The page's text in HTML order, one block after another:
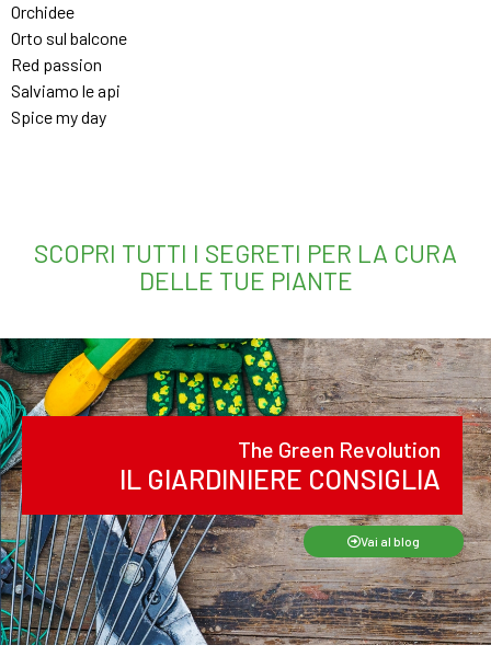
Orchidee
Orto sul balcone
Red passion
Salviamo le api
Spice my day
SCOPRI TUTTI I SEGRETI PER LA CURA
DELLE TUE PIANTE
The Green Revolution
IL GIARDINIERE CONSIGLIA
Vai al blog